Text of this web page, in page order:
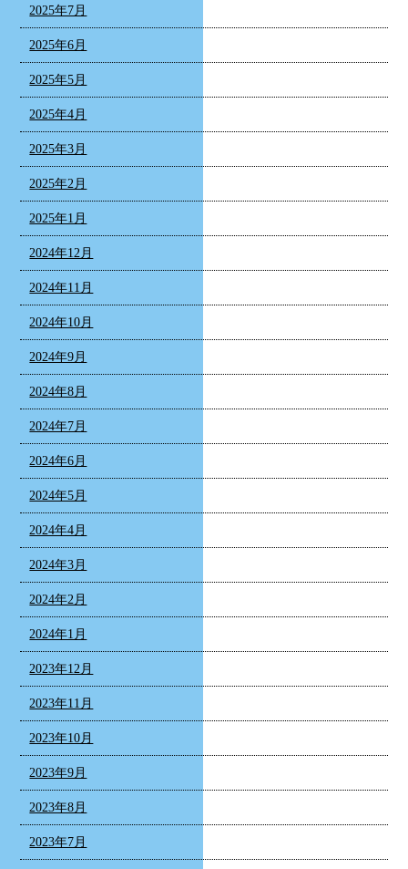
2025年7月
2025年6月
2025年5月
2025年4月
2025年3月
2025年2月
2025年1月
2024年12月
2024年11月
2024年10月
2024年9月
2024年8月
2024年7月
2024年6月
2024年5月
2024年4月
2024年3月
2024年2月
2024年1月
2023年12月
2023年11月
2023年10月
2023年9月
2023年8月
2023年7月